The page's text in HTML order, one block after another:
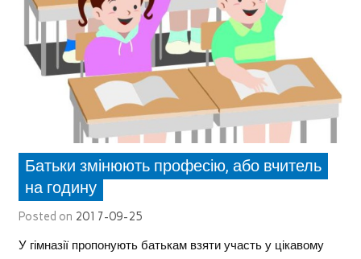
Батьки змінюють професію, або вчитель
на годину
Posted on 2017-09-25
У гімназії пропонують батькам взяти участь у цікавому